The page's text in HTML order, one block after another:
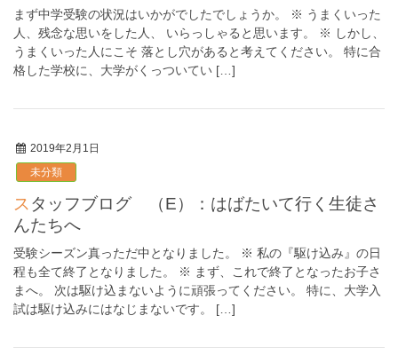
まず中学受験の状況はいかがでしたでしょうか。 ※ うまくいった
人、残念な思いをした人、 いらっしゃると思います。 ※ しかし、
うまくいった人にこそ 落とし穴があると考えてください。 特に合
格した学校に、大学がくっついてい […]
2019年2月1日
未分類
スタッフブログ （E）：はばたいて行く生徒さ
んたちへ
受験シーズン真っただ中となりました。 ※ 私の『駆け込み』の日
程も全て終了となりました。 ※ まず、これで終了となったお子さ
まへ。 次は駆け込まないように頑張ってください。 特に、大学入
試は駆け込みにはなじまないです。 […]